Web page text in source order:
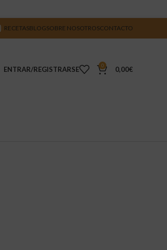
RECETASBLOGSOBRE NOSOTROSCONTACTO
ENTRAR/REGISTRARSE 0 0,00€